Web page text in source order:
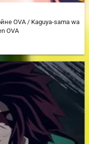
OVA / Kaguya-sama wa
OVA